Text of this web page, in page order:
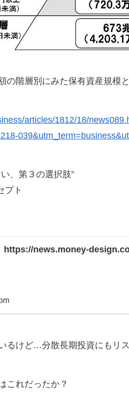
の階層別にみた保有資産規模
articles/1812/18/
、第３の選択肢”
プト
https://news.money-
るけど…分散長期投資にもリス
これだったか？